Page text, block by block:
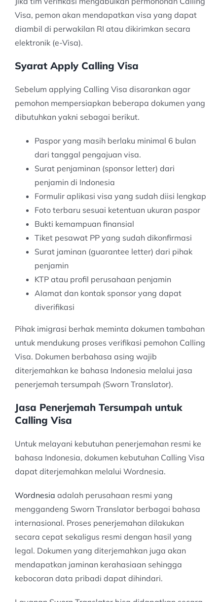
Visa, pemon akan mendapatkan visa yang dapat
diambil di perwakilan RI atau dikirimkan secara
elektronik (e-Visa).
Syarat Apply Calling Visa
Sebelum applying Calling Visa disarankan agar
pemohon mempersiapkan beberapa dokumen yang
dibutuhkan yakni sebagai berikut.
Paspor yang masih berlaku minimal 6 bulan
dari tanggal pengajuan visa.
Surat penjaminan (sponsor letter) dari
penjamin di Indonesia
Formulir aplikasi visa yang sudah diisi lengkap
Foto terbaru sesuai ketentuan ukuran paspor
Bukti kemampuan finansial
Tiket pesawat PP yang sudah dikonfirmasi
Surat jaminan (guarantee letter) dari pihak
penjamin
KTP atau profil perusahaan penjamin
Alamat dan kontak sponsor yang dapat
diverifikasi
Pihak imigrasi berhak meminta dokumen tambahan
untuk mendukung proses verifikasi pemohon Calling
Visa. Dokumen berbahasa asing wajib
diterjemahkan ke bahasa Indonesia melalui jasa
penerjemah tersumpah (Sworn Translator).
Jasa Penerjemah Tersumpah untuk
Calling Visa
Untuk melayani kebutuhan penerjemahan resmi ke
bahasa Indonesia, dokumen kebutuhan Calling Visa
dapat diterjemahkan melalui Wordnesia.
Wordnesia adalah perusahaan resmi yang
menggandeng Sworn Translator berbagai bahasa
internasional. Proses penerjemahan dilakukan
secara cepat sekaligus resmi dengan hasil yang
legal. Dokumen yang diterjemahkan juga akan
mendapatkan jaminan kerahasiaan sehingga
kebocoran data pribadi dapat dihindari.